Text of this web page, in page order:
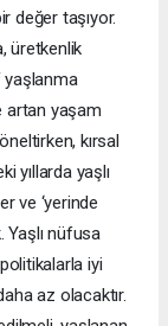
değer taşıyor.
üretkenlik
yaşlanma
artan yaşam
kırsal
yıllarda yaşlı
ve ‘yerinde
Yaşlı nüfusa
iyi
az olacaktır.